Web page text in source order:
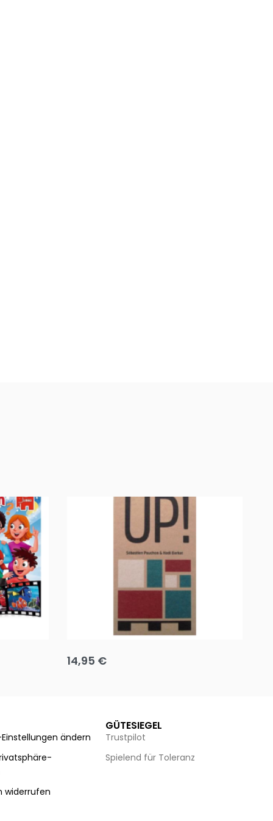
Team up
14,95 €
ändern
widerrufen
GÜTESIEGEL
Trustpilot
Spielend für Toleranz